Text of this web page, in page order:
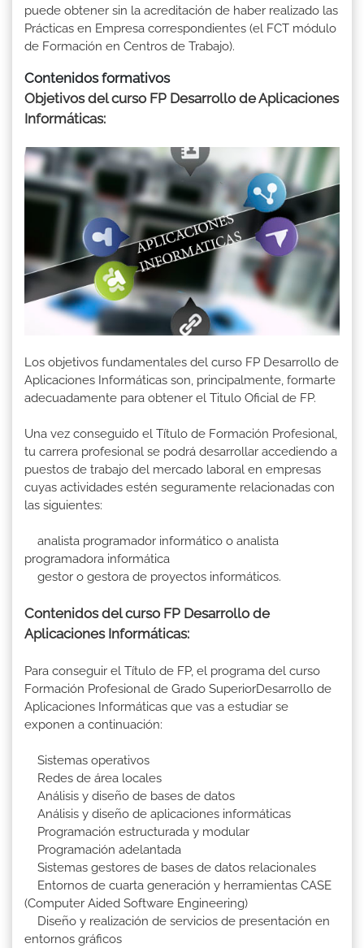
puede obtener sin la acreditación de haber realizado las
Prácticas en Empresa correspondientes (el FCT módulo
de Formación en Centros de Trabajo).
Contenidos formativos
Objetivos del curso FP Desarrollo de Aplicaciones
Informáticas:
Los objetivos fundamentales del curso FP Desarrollo de
Aplicaciones Informáticas son, principalmente, formarte
adecuadamente para obtener el Titulo Oficial de FP.
Una vez conseguido el Título de Formación Profesional,
tu carrera profesional se podrá desarrollar accediendo a
puestos de trabajo del mercado laboral en empresas
cuyas actividades estén seguramente relacionadas con
las siguientes:
analista programador informático o analista
programadora informática
gestor o gestora de proyectos informáticos.
Contenidos del curso FP Desarrollo de
Aplicaciones Informáticas:
Para conseguir el Título de FP, el programa del curso
Formación Profesional de Grado SuperiorDesarrollo de
Aplicaciones Informáticas que vas a estudiar se
exponen a continuación:
Sistemas operativos
Redes de área locales
Análisis y diseño de bases de datos
Análisis y diseño de aplicaciones informáticas
Programación estructurada y modular
Programación adelantada
Sistemas gestores de bases de datos relacionales
Entornos de cuarta generación y herramientas CASE
(Computer Aided Software Engineering)
Diseño y realización de servicios de presentación en
entornos gráficos